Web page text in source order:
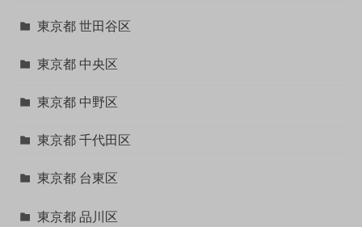
東京都 世田谷区
東京都 中央区
東京都 中野区
東京都 千代田区
東京都 台東区
東京都 品川区